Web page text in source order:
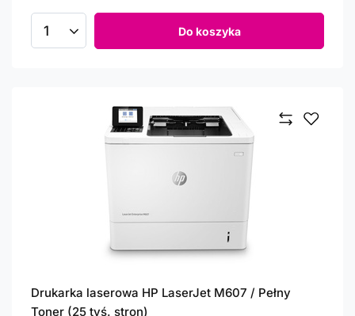
Ilość produktów Do koszyka
Drukarka laserowa HP LaserJet M607 / Pełny
Toner (25 tyś. stron)